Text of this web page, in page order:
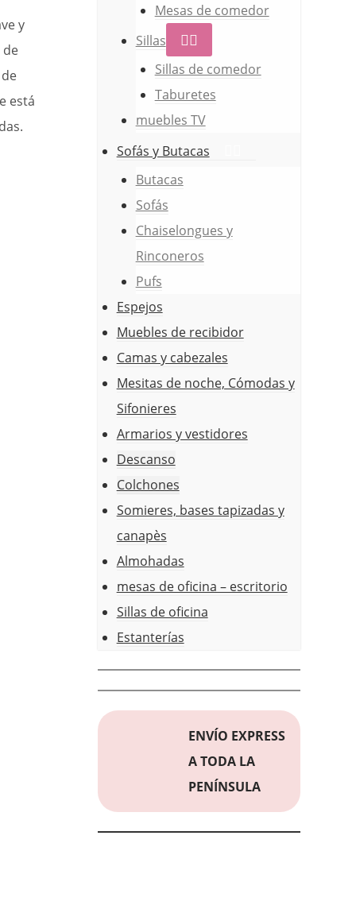
y
de
está
Mesas de comedor
Sillas
Sillas de comedor
Taburetes
muebles TV
Sofás y Butacas
Butacas
Sofás
Chaiselongues y
Rinconeros
Pufs
Espejos
Muebles de recibidor
Camas y cabezales
Mesitas de noche, Cómodas y
Sifonieres
Armarios y vestidores
Descanso
Colchones
Somieres, bases tapizadas y
canapès
Almohadas
mesas de oficina – escritorio
Sillas de oficina
Estanterías
ENVÍO EXPRESS
A TODA LA
PENÍNSULA